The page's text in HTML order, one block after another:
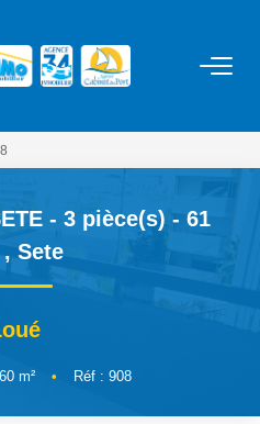
- 3 pièce(s) - 61
, Sete
60m² • Réf : 908